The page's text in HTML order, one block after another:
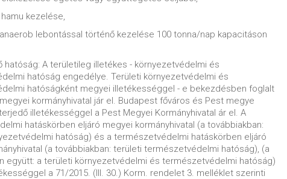
kezelése,
lebontással történő kezelése 100 tonna/nap kapacitáson
hatóság: A területileg illetékes - környezetvédelmi és
hatóság engedélye. Területi környezetvédelmi és
hatóságként megyei illetékességgel - e bekezdésben foglalt
kormányhivatal jár el. Budapest főváros és Pest megye
illetékességgel a Pest Megyei Kormányhivatal ár el. A
hatáskörben eljáró megyei kormányhivatal (a továbbiakban:
hatóság) és a természetvédelmi hatáskörben eljáró
(a továbbiakban: területi természetvédelmi hatóság), (a
együtt: a területi környezetvédelmi és természetvédelmi hatóság)
a 71/2015. (III. 30.) Korm. rendelet 3. melléklet szerinti